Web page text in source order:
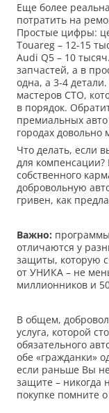
Еще более
потратить на
Простые цифры:
Touareg – 12-15
Audi Q5 – 10
запчастей, а в
одна, а 3-4
мастеров СТО,
в порядок.
премиальных
городах довольно
Что делать, если
для компенсации?
собственного
добровольную
гривен, как
Важно:
отличаются у
защиты, которую
от УНИКА – не
миллионников и
В общем,
услуга, которой
обязательного
обе «гражданки»
если раньше Вы
защите – никогда
покупке помните о